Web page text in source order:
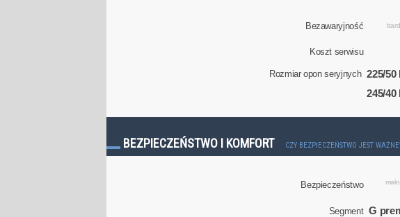
Bezawaryjność
Koszt serwisu
Rozmiar opon seryjnych 225/50
245/40
BEZPIECZEŃSTWO I KOMFORT CZY BEZPIECZEŃSTWO JEST
Bezpieczeństwo
Segment G